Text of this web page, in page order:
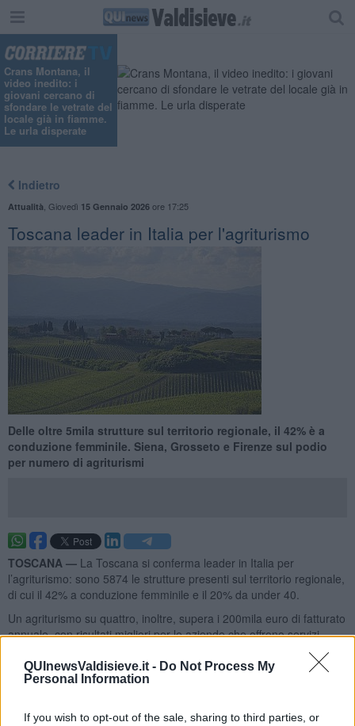
QUInewsValdisieve.it - Do Not Process My
Personal Information
If you wish to opt-out of the sale, sharing to third parties, or
Crans Montana, il
video inedito: i
giovani cercano di
sfondare le vetrate del
locale già in fiamme.
Le urla disperate
Indietro
Attualità Giovedì 15 Gennaio 2026ore 17:25
Toscana leader in Italia per l'agriturismo
Delle oltre 5mila strutture sul territorio regionale, il 42% è a
conduzione femminile. Siena, Grosseto e Firenze sul podio
per numero di agriturismi
TOSCANA — La Toscana si conferma leader in Italia per
l’agriturismo: sono 5874 le strutture presenti sul territorio regionale,
di cui il 42% a conduzione femminile e il 20% da under 40.
Un agriturismo su quattro, inoltre, supera i 200mila euro di fatturato
annuale, con risultati migliori per le aziende che offrono servizi
diversificati e multifunzionali. Ma, evidenzia Cia Toscana, serve una
maggiore semplificazione a livello normativo e meno burocrazia.